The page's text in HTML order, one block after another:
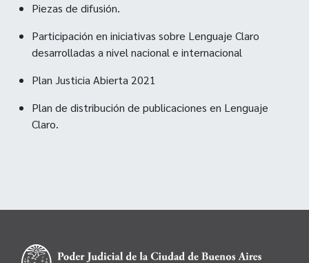
Piezas de difusión.
Participación en iniciativas sobre Lenguaje Claro
desarrolladas a nivel nacional e internacional
Plan Justicia Abierta 2021
Plan de distribución de publicaciones en Lenguaje
Claro.